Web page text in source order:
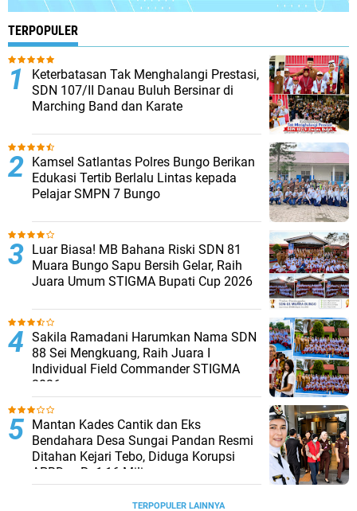
TERPOPULER
Keterbatasan Tak Menghalangi Prestasi,
SDN 107/II Danau Buluh Bersinar di
Marching Band dan Karate
Kamsel Satlantas Polres Bungo Berikan
Edukasi Tertib Berlalu Lintas kepada
Pelajar SMPN 7 Bungo
Luar Biasa! MB Bahana Riski SDN 81
Muara Bungo Sapu Bersih Gelar, Raih
Juara Umum STIGMA Bupati Cup 2026
Sakila Ramadani Harumkan Nama SDN
88 Sei Mengkuang, Raih Juara I
Individual Field Commander STIGMA
2026
Mantan Kades Cantik dan Eks
Bendahara Desa Sungai Pandan Resmi
Ditahan Kejari Tebo, Diduga Korupsi
APBDes Rp1,16 Miliar
TERPOPULER LAINNYA